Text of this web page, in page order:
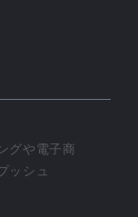
グや電子商
ッシュ